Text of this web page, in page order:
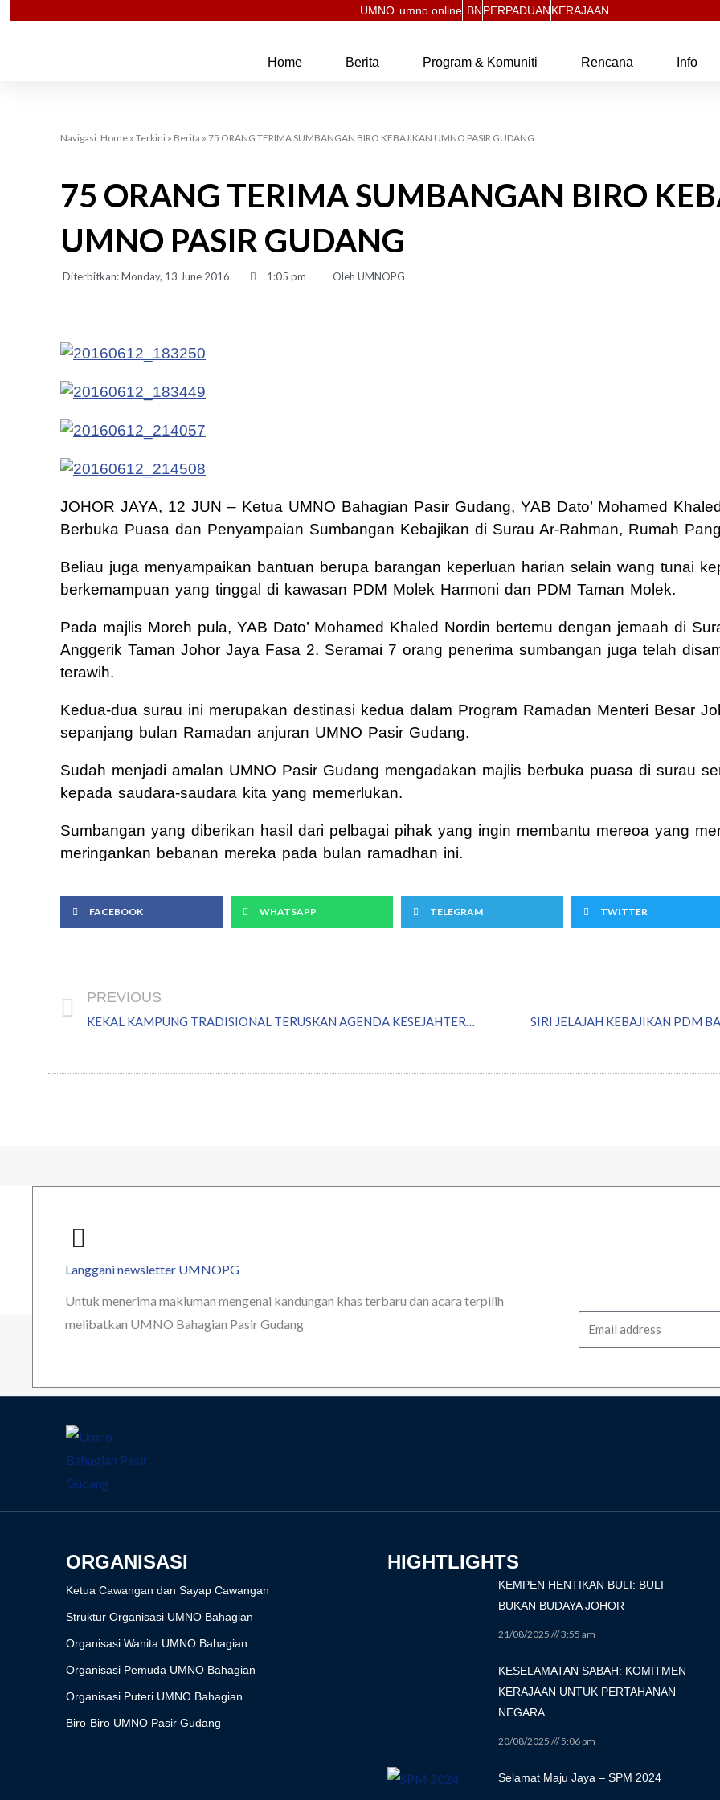
UMNO umno online BNPERPADUANKERAJAAN
Home Berita Program & Komuniti Rencana Info
Navigasi: Home » Terkini » Berita » 75 ORANG TERIMA SUMBANGAN BIRO KEBAJIKAN UMNO PASIR GUDANG
75 ORANG TERIMA SUMBANGAN BIRO
UMNO PASIR GUDANG
Diterbitkan:Monday, 13 June 2016 1:05 pm Oleh UMNOPG
JOHOR JAYA, 12 JUN – Ketua UMNO Bahagian Pasir Gudang, YAB Dato’ Mohamed
Berbuka Puasa dan Penyampaian Sumbangan Kebajikan di Surau Ar-Rahman, Rumah
Beliau juga menyampaikan bantuan berupa barangan keperluan harian selain wang tunai
berkemampuan yang tinggal di kawasan PDM Molek Harmoni dan PDM Taman Molek.
Pada majlis Moreh pula, YAB Dato’ Mohamed Khaled Nordin bertemu dengan jemaah di
Anggerik Taman Johor Jaya Fasa 2. Seramai 7 orang penerima sumbangan juga telah
terawih.
Kedua-dua surau ini merupakan destinasi kedua dalam Program Ramadan Menteri Besar
sepanjang bulan Ramadan anjuran UMNO Pasir Gudang.
Sudah menjadi amalan UMNO Pasir Gudang mengadakan majlis berbuka puasa di surau
kepada saudara-saudara kita yang memerlukan.
Sumbangan yang diberikan hasil dari pelbagai pihak yang ingin membantu mereoa yang
meringankan bebanan mereka pada bulan ramadhan ini.
FACEBOOK WHATSAPP TELEGRAM TWITTER
PREVIOUS
KEKAL KAMPUNG TRADISIONAL TERUSKAN AGENDA KESEJAHTERAAN RAKYAT SIRI JELAJAH KEBAJIKAN PDM
Langgani newsletter UMNOPG
Untuk menerima makluman mengenai kandungan khas terbaru dan acara terpilih
melibatkan UMNO Bahagian Pasir Gudang
Email
ORGANISASI
Ketua Cawangan dan Sayap Cawangan
Struktur Organisasi UMNO Bahagian
Organisasi Wanita UMNO Bahagian
Organisasi Pemuda UMNO Bahagian
Organisasi Puteri UMNO Bahagian
Biro-Biro UMNO Pasir Gudang
HIGHTLIGHTS
KEMPEN HENTIKAN BULI: BULI
BUKAN BUDAYA JOHOR
21/08/2025 3:55 am
KESELAMATAN SABAH: KOMITMEN
KERAJAAN UNTUK PERTAHANAN
NEGARA
20/08/2025 5:06 pm
Selamat Maju Jaya – SPM 2024